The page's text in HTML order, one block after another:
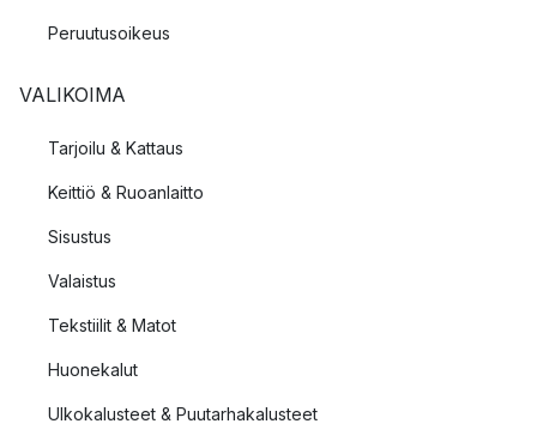
Peruutusoikeus
VALIKOIMA
Tarjoilu & Kattaus
Keittiö & Ruoanlaitto
Sisustus
Valaistus
Tekstiilit & Matot
Huonekalut
Ulkokalusteet & Puutarhakalusteet